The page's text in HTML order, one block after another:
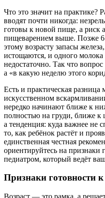
Что это значит на практике?
вводят почти никогда:
готовы к новой пище, а риск
пищеварением выше. Позже 6
этому возрасту запасы
истощаются, и одного
недостаточно. Так что
а «в какую неделю этого
Есть и практическая
искусственном
нередко начинают ближе к
полностью на груди, ближе к
а тенденция: куда важнее не
то, как ребёнок растёт и
единственная честная
ориентируйтесь на признаки
педиатром, который ведёт
Признаки готовности
Возраст — это рамка, а